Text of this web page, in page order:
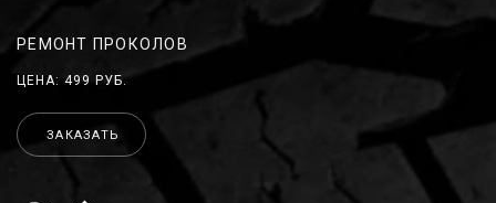
РЕМОНТ ПРОКОЛОВ
ЦЕНА: 499 РУБ.
ЗАКАЗАТЬ